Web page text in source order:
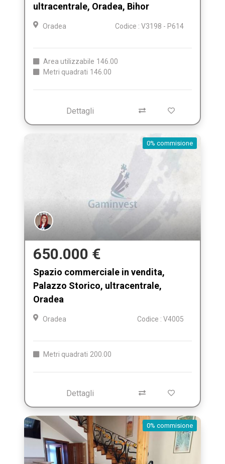
ultracentrale, Oradea, Bihor
Oradea Codice : V3198 - P614
Area utilizzabile 146.00
Metri quadrati 146.00
Dettagli
0% commisione
650.000 €
Spazio commerciale in vendita,
Palazzo Storico, ultracentrale,
Oradea
Oradea Codice : V4005
Metri quadrati 200.00
Dettagli
0% commisione